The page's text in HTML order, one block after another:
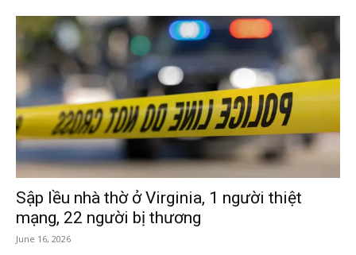
Sập lều nhà thờ ở Virginia, 1 người thiệt
mạng, 22 người bị thương
June 16, 2026